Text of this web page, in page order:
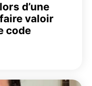
d’une
valoir
code